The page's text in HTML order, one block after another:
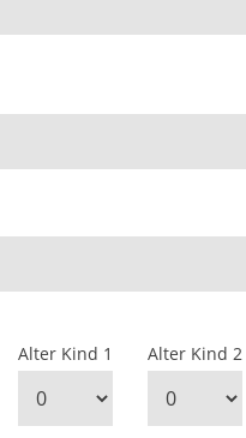
Alter Kind 1 Alter Kind 2